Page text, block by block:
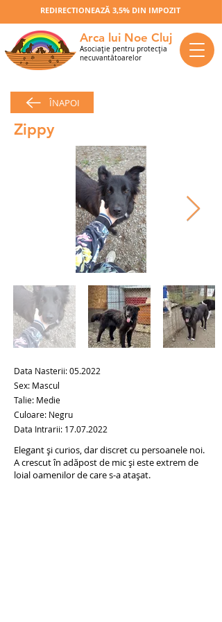
Arca lui Noe Cluj
Asociaţie pentru protecţia
necuvantătoarelor
REDIRECTIONEAZĂ 3,5% DIN IMPOZIT
ÎNAPOI
Zippy
Data Nasterii: 05.2022
Sex: Mascul
Talie: Medie
Culoare: Negru
Data Intrarii: 17.07.2022
Elegant și curios, dar discret cu persoanele noi.
A crescut în adăpost de mic și este extrem de
loial oamenilor de care s-a atașat.